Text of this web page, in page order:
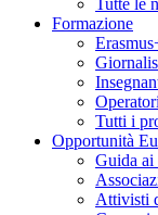
Tutte le
Formazione
Tutti i
Opportunità
Guida
Attivisti